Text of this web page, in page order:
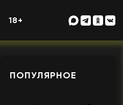
18+
ПОПУЛЯРНОЕ